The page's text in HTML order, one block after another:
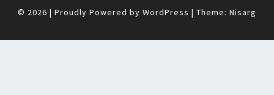
© 2026 | Proudly Powered by WordPress | Theme: Nisarg